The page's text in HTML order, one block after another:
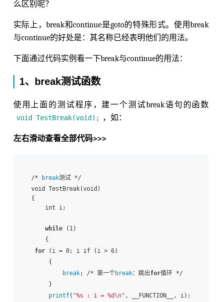
么区别呢？
实际上，break和continue是goto的特殊形式。使用break
与continue的好处是：其名称已经表明他们的用法。
下面通过代码实例看一下break与continue的用法：
1、break测试函数
使用上面的测试程序，建一个测试break语句的函数
void TestBreak(void); ，如：
左右滑动查看全部代码>>>
/* break测试 */
void TestBreak(void)
{
int i;
while (1)
{
for (i = 0; i if (i > 6)
{
break; /* 第一个break：跳出for循环 */
}
printf( "%s : i = %d\n" , __FUNCTION__, i);